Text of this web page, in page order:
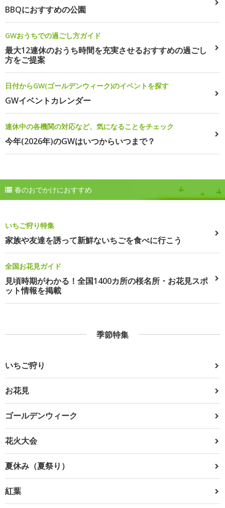
BBQにおすすめの公園
GWおうちでの過ごし方ガイド
最大12連休のおうち時間を充実させるおすすめの過ごし
方をご提案
日付からGW(ゴールデンウィーク)のイベントを探す
GWイベントカレンダー
連休中の各機関の対応など、気になることをチェック
今年(2026年)のGWはいつからいつまで？
春のおでかけにおすすめ
いちご狩り特集
家族や友達を誘って新鮮ないちごを食べに行こう
全国お花見ガイド
見頃時期がわかる！全国1400カ所の桜名所・お花見スポ
ット情報を掲載
季節特集
いちご狩り
お花見
ゴールデンウィーク
花火大会
夏休み（夏祭り）
紅葉